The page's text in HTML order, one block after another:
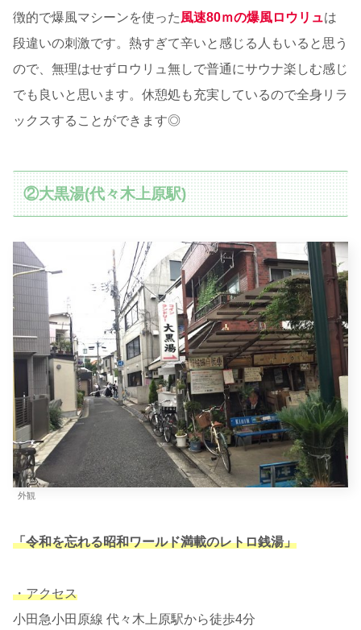
徴的で爆風マシーンを使った風速80ｍの爆風ロウリュは
段違いの刺激です。熱すぎて辛いと感じる人もいると思う
ので、無理はせずロウリュ無しで普通にサウナ楽しむ感じ
でも良いと思います。休憩処も充実しているので全身リラ
ックスすることができます◎
②大黒湯(代々木上原駅)
外観
「令和を忘れる昭和ワールド満載のレトロ銭湯」
・アクセス
小田急小田原線 代々木上原駅から徒歩4分